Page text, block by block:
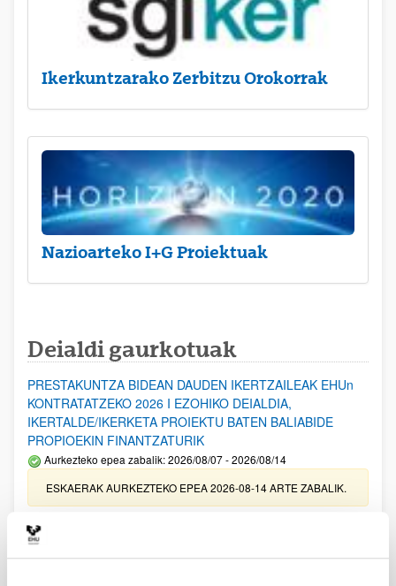
Ikerkuntzarako Zerbitzu Orokorrak
Nazioarteko I+G Proiektuak
Deialdi gaurkotuak
PRESTAKUNTZA BIDEAN DAUDEN IKERTZAILEAK EHUn
KONTRATATZEKO 2026 I EZOHIKO DEIALDIA,
IKERTALDE/IKERKETA PROIEKTU BATEN BALIABIDE
PROPIOEKIN FINANTZATURIK
Aurkezteko epea zabalik: 2026/08/07 - 2026/08/14
ESKAERAK AURKEZTEKO EPEA 2026-08-14 ARTE ZABALIK.
UPV/EHUn Azpiegitura Zientifikoa eta Funts Bibliografikoak
erosi eta berritzeko laguntzak 2026